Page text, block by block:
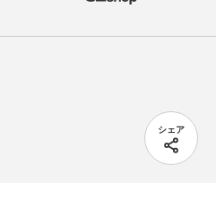
シェア